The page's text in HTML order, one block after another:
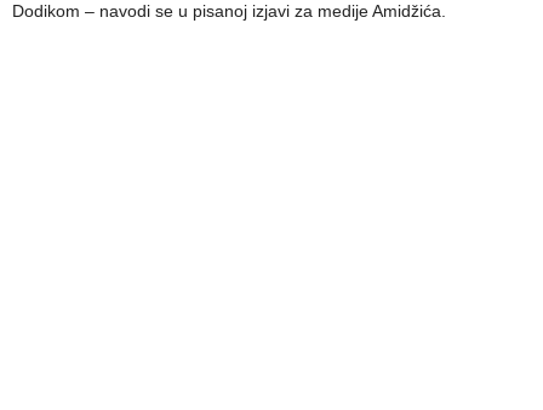
Dodikom – navodi se u pisanoj izjavi za medije Amidžića.